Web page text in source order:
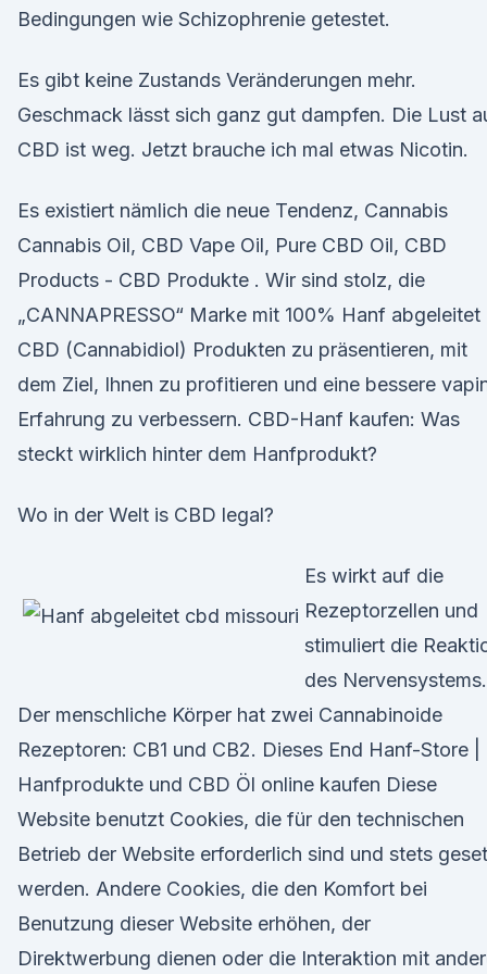
Bedingungen wie Schizophrenie getestet.
Es gibt keine Zustands Veränderungen mehr.
Geschmack lässt sich ganz gut dampfen. Die Lust
CBD ist weg. Jetzt brauche ich mal etwas Nicotin.
Es existiert nämlich die neue Tendenz, Cannabis
Cannabis Oil, CBD Vape Oil, Pure CBD Oil, CBD
Products - CBD Produkte . Wir sind stolz, die
„CANNAPRESSO“ Marke mit 100% Hanf abgeleitet
CBD (Cannabidiol) Produkten zu präsentieren, mit
dem Ziel, Ihnen zu profitieren und eine bessere
Erfahrung zu verbessern. CBD-Hanf kaufen: Was
steckt wirklich hinter dem Hanfprodukt?
Wo in der Welt is CBD legal?
Es wirkt auf die
Rezeptorzellen und
stimuliert die
des Nervensystems.
Der menschliche Körper hat zwei Cannabinoide
Rezeptoren: CB1 und CB2. Dieses End Hanf-Store |
Hanfprodukte und CBD Öl online kaufen Diese
Website benutzt Cookies, die für den technischen
Betrieb der Website erforderlich sind und stets
werden. Andere Cookies, die den Komfort bei
Benutzung dieser Website erhöhen, der
Direktwerbung dienen oder die Interaktion mit